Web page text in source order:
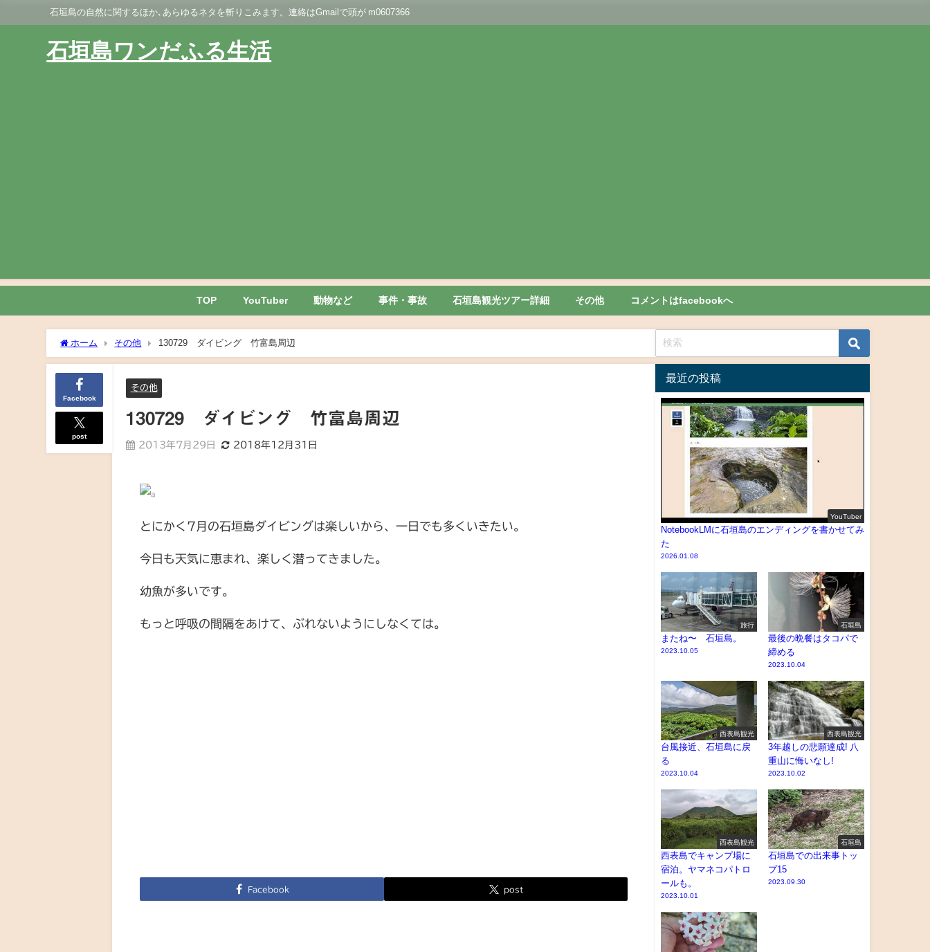
石垣島の自然に関するほか､あらゆるネタを斬りこみます。連絡はGmailで頭が m0607366
石垣島ワンだふる生活
TOP YouTuber 動物など 事件・事故 石垣島観光ツアー詳細 その他 コメントはfacebookへ
ホーム その他 130729 ダイビング 竹富島周辺
Facebook
post
その他
130729 ダイビング 竹富島周辺
2013年7月29日 2018年12月31日
とにかく7月の石垣島ダイビングは楽しいから、一日でも多くいきたい。
今日も天気に恵まれ、楽しく潜ってきました。
幼魚が多いです。
もっと呼吸の間隔をあけて、ぶれないようにしなくては。
Facebook post
最近の投稿
YouTuber
NotebookLMに石垣島のエンディングを書かせてみ
た
2026.01.08
旅行
またね〜 石垣島。
2023.10.05
石垣島
最後の晩餐はタコパで
締める
2023.10.04
西表島観光
台風接近、石垣島に戻
る
2023.10.04
西表島観光
3年越しの悲願達成! 八
重山に悔いなし!
2023.10.02
西表島観光
西表島でキャンプ場に
宿泊。ヤマネコパトロ
ールも。
2023.10.01
石垣島
石垣島での出来事トッ
プ15
2023.09.30